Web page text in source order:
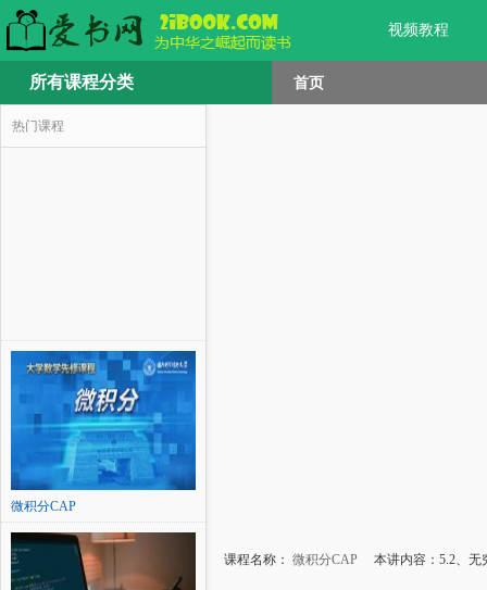
视频教程
所有课程分类 首页
热门课程
微积分CAP
课程名称： 微积分CAP 本讲内容：5.2、无